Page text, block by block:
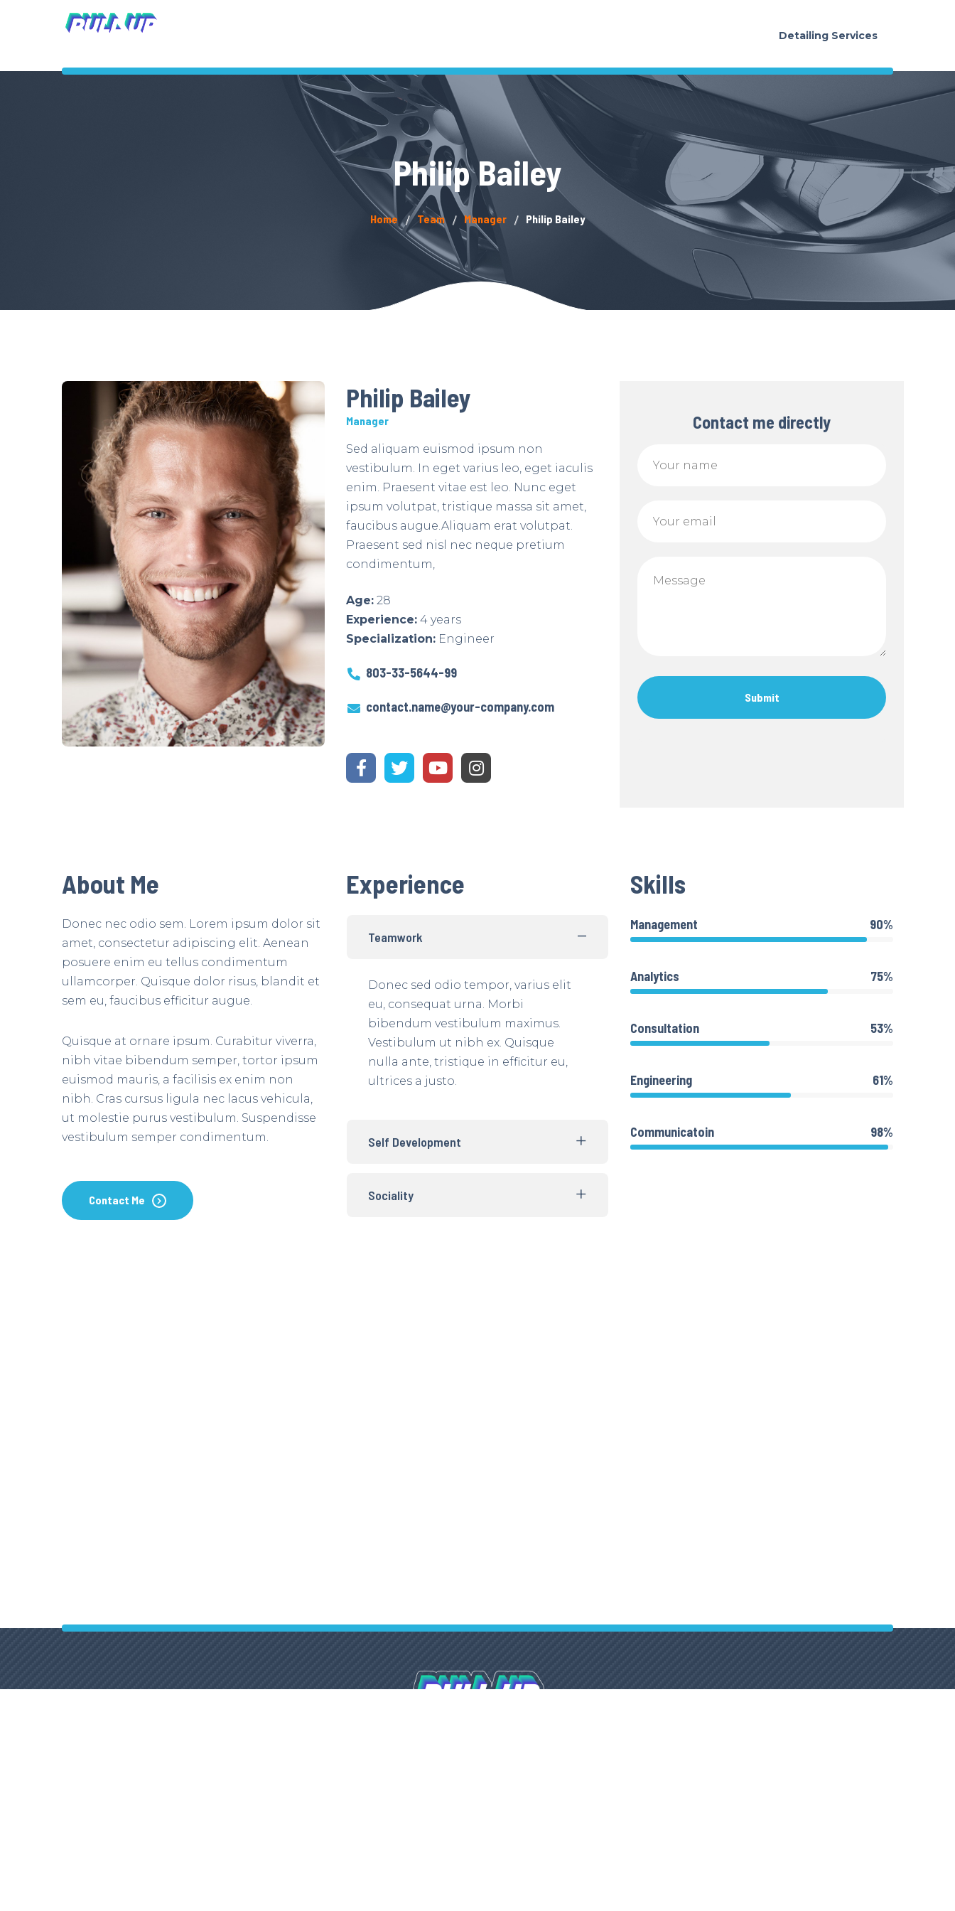
Detailing Services
Philip Bailey
Home Team Manager Philip Bailey
Philip Bailey
Manager
Sed aliquam euismod ipsum non
vestibulum. In eget varius leo, eget iaculis
enim. Praesent vitae est leo. Nunc eget
ipsum volutpat, tristique massa sit amet,
faucibus augue.Aliquam erat volutpat.
Praesent sed nisl nec neque pretium
condimentum,
Age: 28
Experience: 4 years
Specialization: Engineer
803-33-5644-99
contact.name@your-company.com
Contact me directly
About Me
Donec nec odio sem. Lorem ipsum dolor sit
amet, consectetur adipiscing elit. Aenean
posuere enim eu tellus condimentum
ullamcorper. Quisque dolor risus, blandit et
sem eu, faucibus efficitur augue.
Quisque at ornare ipsum. Curabitur viverra,
nibh vitae bibendum semper, tortor ipsum
euismod mauris, a facilisis ex enim non
nibh. Cras cursus ligula nec lacus vehicula,
ut molestie purus vestibulum. Suspendisse
vestibulum semper condimentum.
Contact Me
Experience
Teamwork
Donec sed odio tempor, varius elit
eu, consequat urna. Morbi
bibendum vestibulum maximus.
Vestibulum ut nibh ex. Quisque
nulla ante, tristique in efficitur eu,
ultrices a justo.
Self Development
Sociality
Skills
Management 90%
Analytics 75%
Consultation 53%
Engineering 61%
Communicatoin 98%